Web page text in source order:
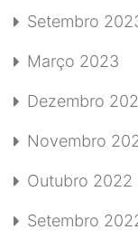
Setembro
Março 2023
Dezembro
Novembro
Outubro 2022
Setembro